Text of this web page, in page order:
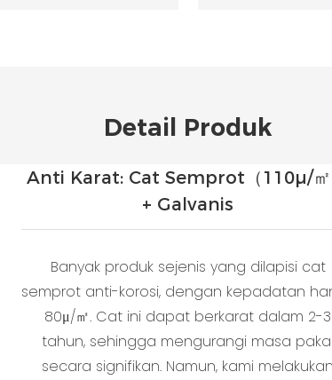
Detail Produk
Anti Karat: Cat Semprot（110μ/㎡
+ Galvanis
Banyak produk sejenis yang dilapisi cat
semprot anti-korosi, dengan kepadatan
80μ/㎡. Cat ini dapat berkarat dalam 2-3
tahun, sehingga mengurangi masa
secara signifikan. Namun, kami melakukan